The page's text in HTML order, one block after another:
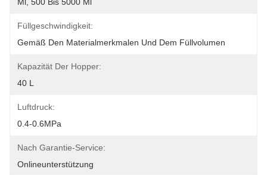
Füllgeschwindigkeit:
Gemäß Den Materialmerkmalen Und Dem Füllvolumen
Kapazität Der Hopper:
40 L
Luftdruck:
0.4-0.6MPa
Nach Garantie-Service:
Onlineunterstützung